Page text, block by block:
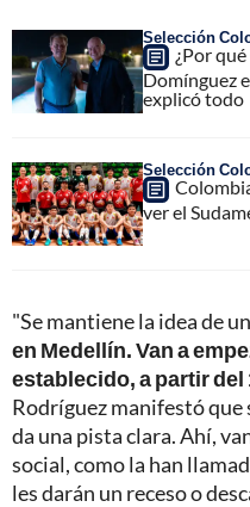
Selección
¿Por
Domínguez
explicó todo
Selección
ver el
"Se mantiene la idea de
en Medellín. Van a
establecido, a partir del
Rodríguez manifestó que
da una pista clara. Ahí,
social, como la han
les darán un receso o